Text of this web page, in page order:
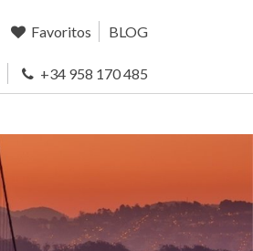
Favoritos BLOG
+34 958 170 485